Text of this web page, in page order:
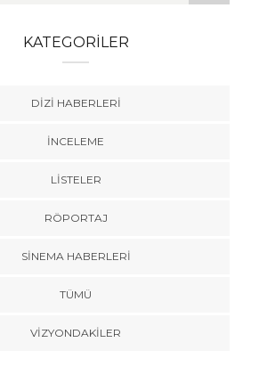
KATEGORILER
DIZI HABERLERI
İNCELEME
LISTELER
RÖPORTAJ
SINEMA HABERLERI
TÜMÜ
VIZYONDAKILER